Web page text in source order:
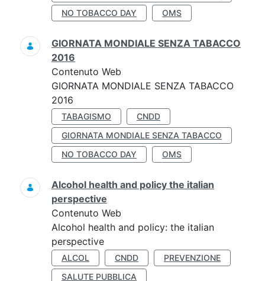
NO TOBACCO DAY
OMS
GIORNATA MONDIALE SENZA TABACCO
2016
Contenuto Web
GIORNATA MONDIALE SENZA TABACCO
2016
TABAGISMO
CNDD
GIORNATA MONDIALE SENZA TABACCO
NO TOBACCO DAY
OMS
Alcohol health and policy the italian
perspective
Contenuto Web
Alcohol health and policy: the italian
perspective
ALCOL CNDD
PREVENZIONE
SALUTE PUBBLICA